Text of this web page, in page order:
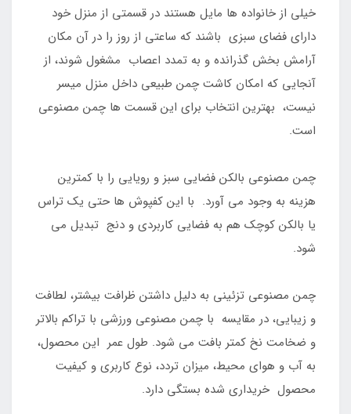
خیلی از خانواده ها مایل هستند در قسمتی از منزل خود
دارای فضای سبزی باشند که ساعتی از روز را در آن مکان
آرامش بخش گذرانده و به تمدد اعصاب مشغول شوند، از
آنجایی که امکان کاشت چمن طبیعی داخل منزل میسر
نیست، بهترین انتخاب برای این قسمت ها چمن مصنوعی
است.
چمن مصنوعی بالکن فضایی سبز و رویایی را با کمترین
هزینه به وجود می آورد. با این کفپوش ها حتی یک تراس
یا بالکن کوچک هم به فضایی کاربردی و دنج تبدیل می
شود.
چمن مصنوعی تزئینی به دلیل داشتن ظرافت بیشتر، لطافت
و زیبایی، در مقایسه با چمن مصنوعی ورزشی با تراکم بالاتر
و ضخامت نخ کمتر بافت می شود. طول عمر این محصول،
به آب و هوای محیط، میزان تردد، نوع کاربری و کیفیت
محصول خریداری شده بستگی دارد.